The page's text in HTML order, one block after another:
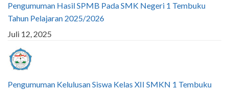
Pengumuman Hasil SPMB Pada SMK Negeri 1 Tembuku
Tahun Pelajaran 2025/2026
Juli 12, 2025
Pengumuman Kelulusan Siswa Kelas XII SMKN 1 Tembuku